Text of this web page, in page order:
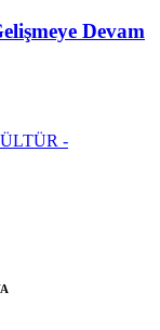
Devam
-